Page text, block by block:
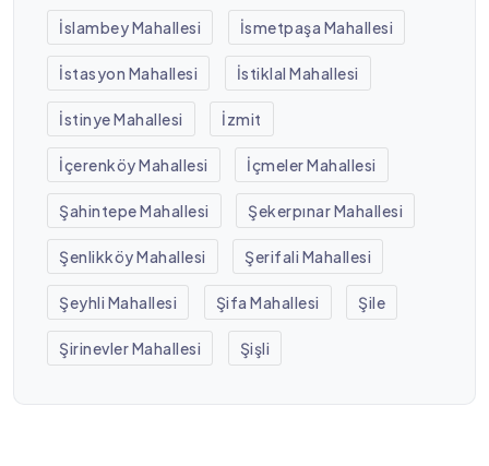
İslambey Mahallesi İsmetpaşa Mahallesi
İstasyon Mahallesi İstiklal Mahallesi
İstinye Mahallesi İzmit
İçerenköy Mahallesi İçmeler Mahallesi
Şahintepe Mahallesi Şekerpınar Mahallesi
Şenlikköy Mahallesi Şerifali Mahallesi
Şeyhli Mahallesi Şifa Mahallesi Şile
Şirinevler Mahallesi Şişli